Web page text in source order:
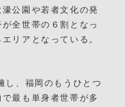
公園や若者文化の発
全世帯の６割となっ
リアとなっている。
し、福岡のもうひとつ
最も単身者世帯が多